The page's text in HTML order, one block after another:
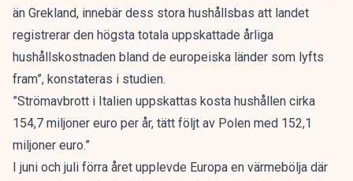
än Grekland, innebär dess stora hushållsbas att landet
registrerar den högsta totala uppskattade årliga
hushållskostnaden bland de europeiska länder som lyfts
fram”, konstateras i studien.
”Strömavbrott i Italien uppskattas kosta hushållen cirka
154,7 miljoner euro per år, tätt följt av Polen med 152,1
miljoner euro.”
I juni och juli förra året upplevde Europa en värmebölja där